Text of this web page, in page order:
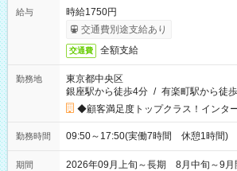
給与
時給1750円
交通費別途支給あり
交通費 全額支給
勤務地
東京都中央区
銀座駅から徒歩4分 / 有楽町駅から徒
◆顧客満足度トップクラス！インタ
勤務時間 09:50～17:50(実働7時間 休憩1時間)
期間
2026年09月上旬～長期 8月中旬～9